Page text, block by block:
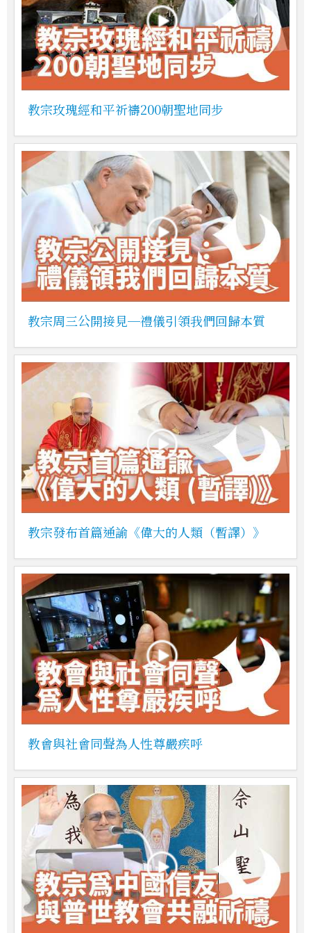
教宗玫瑰經和平祈禱200朝聖地同步
教宗周三公開接見─禮儀引領我們回歸本質
教宗發布首篇通諭《偉大的人類（暫譯）》
教會與社會同聲為人性尊嚴疾呼